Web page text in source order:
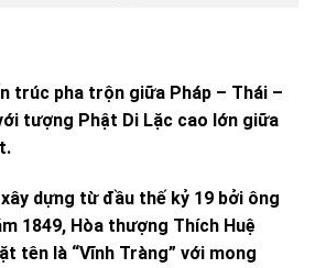
trúc pha trộn giữa Pháp – Thái –
tượng Phật Di Lặc cao lớn giữa
dựng từ đầu thế kỷ 19 bởi ông
1849, Hòa thượng Thích Huệ
tên là “Vĩnh Tràng” với mong